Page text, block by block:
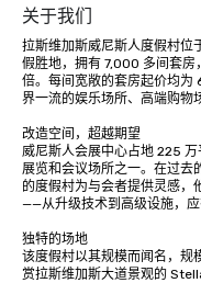
关于我们
拉斯维加斯威尼斯人度假村位
假胜地，拥有 7,000 多间套房
倍。每间宽敞的套房起价均
界一流的娱乐场所、高端购物
改造空间，超越期望
威尼斯人会展中心占地 225
展览和会议场所之一。在过去
的度假村为与会者提供灵感，
——从升级技术到高级设施，应
独特的场地
该度假村以其规模而闻名，规
赏拉斯维加斯大道景观的